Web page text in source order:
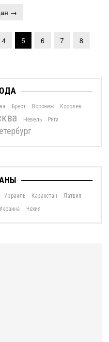
→
4 5 6 7
8
Брест Воронеж
Королев
Невель Рига
Израиль Казахстан Латвия
Украина Чехия